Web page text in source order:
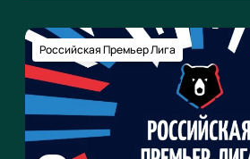
Российская Премьер Лига